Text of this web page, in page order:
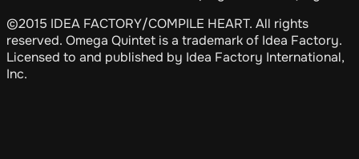
©2015 IDEA FACTORY/COMPILE HEART. All rights
reserved. Omega Quintet is a trademark of Idea Factory.
Licensed to and published by Idea Factory International,
Inc.